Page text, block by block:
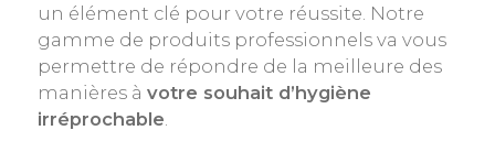
un élément clé pour votre réussite. Notre
gamme de produits professionnels va vous
permettre de répondre de la meilleure des
manières à votre souhait d’hygiène
irréprochable.